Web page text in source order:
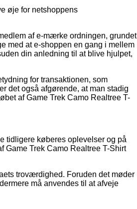
øje for netshoppens
af e-mærke ordningen, grundet
med at e-shoppen en gang i mellem
din anledning til at blive hjulpet,
for transaktionen, som
det også afgørende, at man stadig
af Game Trek Camo Realtree T-
tidligere køberes oplevelser og på
Game Trek Camo Realtree T-Shirt
troværdighed. Foruden det møder
må anvendes til at afveje